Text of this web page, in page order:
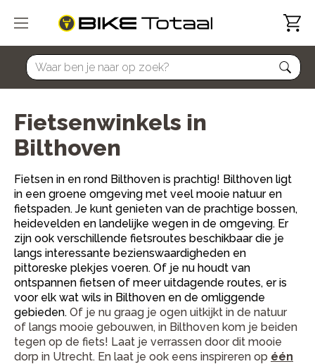
home
Fietsenwinkels in
Bilthoven
Fietsen in en rond Bilthoven is prachtig! Bilthoven ligt
in een groene omgeving met veel mooie natuur en
fietspaden. Je kunt genieten van de prachtige bossen,
heidevelden en landelijke wegen in de omgeving. Er
zijn ook verschillende fietsroutes beschikbaar die je
langs interessante bezienswaardigheden en
pittoreske plekjes voeren. Of je nu houdt van
ontspannen fietsen of meer uitdagende routes, er is
voor elk wat wils in Bilthoven en de omliggende
gebieden. Of je nu graag je ogen uitkijkt in de natuur
of langs mooie gebouwen, in Bilthoven kom je beiden
tegen op de fiets! Laat je verrassen door dit mooie
dorp in Utrecht. En laat je ook eens inspireren op één